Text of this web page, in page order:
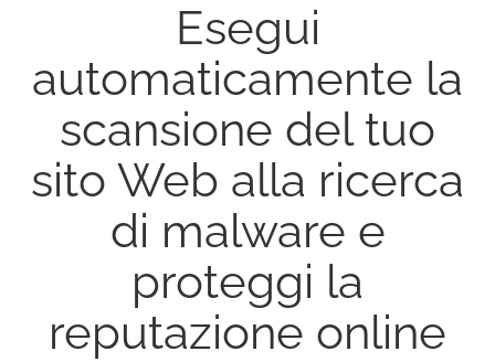
Esegui
automaticamente la
scansione del tuo
sito Web alla ricerca
di malware e
proteggi la
reputazione online